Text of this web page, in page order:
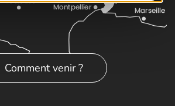
Comment venir ?